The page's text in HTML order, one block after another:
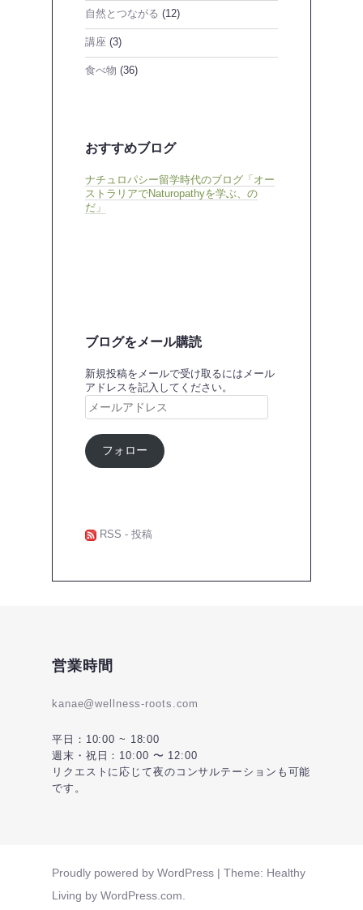
自然とつながる (12)
講座 (3)
食べ物 (36)
おすすめブログ
ナチュロパシー留学時代のブログ「オー
ストラリアでNaturopathyを学ぶ、の
だ」
ブログをメール購読
新規投稿をメールで受け取るにはメール
アドレスを記入してください。
ー
ア
ド
レ
フォロー
RSS - 投稿
営業時間
kanae@wellness-roots.com
平日：10:00 ~ 18:00
週末・祝日：10:00 〜 12:00
リクエストに応じて夜のコンサルテーションも可能
です。
Proudly powered by WordPress | Theme: Healthy
Living by WordPress.com